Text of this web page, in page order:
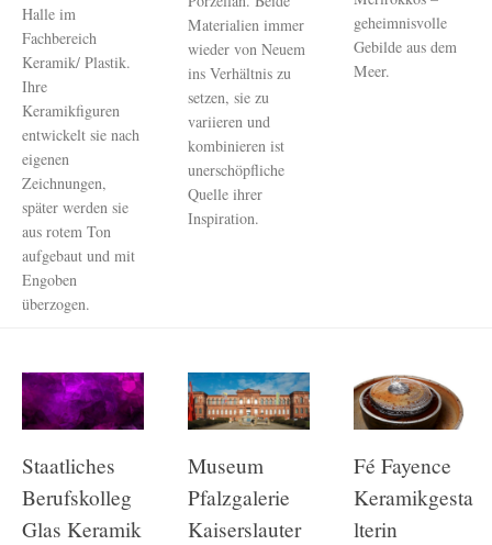
Halle im
Fachbereich
Keramik/ Plastik.
Ihre
Keramikfiguren
entwickelt sie nach
eigenen
Zeichnungen,
später werden sie
aus rotem Ton
aufgebaut und mit
Engoben
überzogen.
Materialien immer
wieder von Neuem
ins Verhältnis zu
setzen, sie zu
variieren und
kombinieren ist
unerschöpfliche
Quelle ihrer
Inspiration.
geheimnisvolle
Gebilde aus dem
Meer.
Staatliches
Berufskolleg
Glas Keramik
Museum
Pfalzgalerie
Kaiserslauter
Fé Fayence
Keramikgesta
lterin